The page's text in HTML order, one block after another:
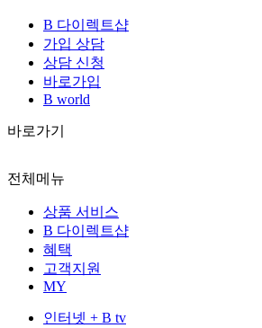
B 다이렉트샵
가입 상담
상담 신청
바로가입
B world
바로가기
전체메뉴
상품 서비스
B 다이렉트샵
혜택
고객지원
MY
인터넷 + B tv